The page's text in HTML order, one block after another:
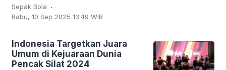
Argentina, hingga Prancis, tapi ada juga
tim
Sepak Bola .
Rabu, 10 Sep 2025 13:49 WIB
Indonesia Targetkan Juara
Umum di Kejuaraan Dunia
Pencak Silat 2024